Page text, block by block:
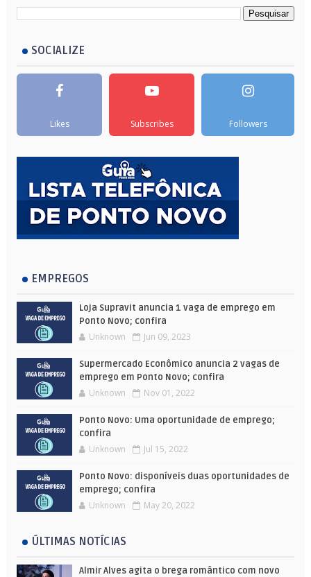
SOCIALIZE
Likes Subscribes Followers
EMPREGOS
Loja Supravit anuncia 1 vaga de emprego em
Ponto Novo; confira
Unknown Jun 09, 2023
Supermercado Econômico anuncia 2 vagas de
emprego em Ponto Novo; confira
Unknown Nov 01, 2022
Ponto Novo: Uma oportunidade de emprego;
confira
Unknown Jul 15, 2022
Ponto Novo: disponíveis duas oportunidades de
emprego; confira
Unknown May 20, 2022
ÚLTIMAS NOTÍCIAS
Almir Alves agita o brega romântico com novo